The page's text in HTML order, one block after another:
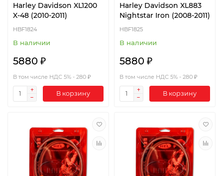
Harley Davidson XL1200
X-48 (2010-2011)
HBF1824
В наличии
5880 ₽
В том числе НДС 5% - 280 ₽
В корзину
Harley Davidson XL883
Nightstar Iron (2008-2011)
HBF1825
В наличии
5880 ₽
В том числе НДС 5% - 280 ₽
В корзину